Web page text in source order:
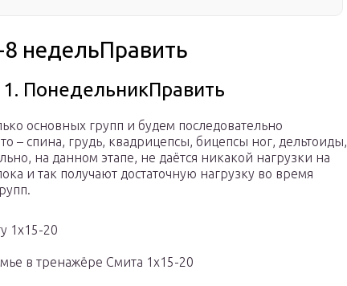
недельПравить
ПонедельникПравить
основных групп и будем последовательно
– спина, грудь, квадрицепсы, бицепсы ног, дельтоиды,
на данном этапе, не даётся никакой нагрузки на
и так получают достаточную нагрузку во время
1х15-20
в тренажёре Смита 1х15-20